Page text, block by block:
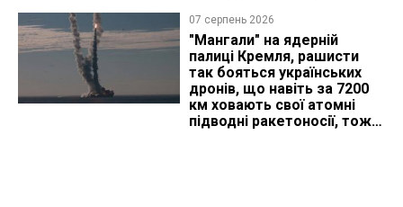
07 серпень 2026
"Мангали" на ядерній
палиці Кремля, рашисти
так бояться українських
дронів, що навіть за 7200
км ховають свої атомні
підводні ракетоносії, тож